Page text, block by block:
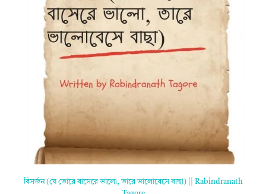
বিসর্জন (যে তোরে বাসেরে ভালো, তারে ভালোবেসে বাছা) || Rabindranath